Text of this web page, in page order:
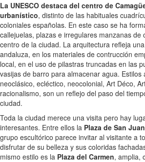
La UNESCO destaca del centro de
urbanístico, distinto de las habituales
coloniales españolas. En este caso se ha
callejuelas, plazas e irregulares manzanas de
centro de la ciudad. La arquitectura refleja
andaluza, en los materiales de contrucción
local, en el uso de pilastras truncadas en las
vasijas de barro para almacenar agua. Estilos
neoclásico, ecléctico, neocolonial, Art Déco,
racionalismo, son un reflejo del paso del
ciudad.
Toda la ciudad merece una visita pero hay
interesantes. Entre ellos la Plaza de San
grupo escultórico parece invitar al visitante a
disfrutar de su belleza y sus coloridas
mismo estilo es la Plaza del Carmen, amplia,